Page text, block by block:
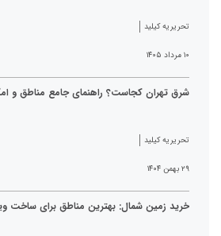
تحریریه کیلید
۱۰ مرداد ۱۴۰۵
شرق تهران کجاست؟ راهنمای جامع مناطق و
تحریریه کیلید
۲۹ بهمن ۱۴۰۴
خرید زمین شمال: بهترین مناطق برای ساخت